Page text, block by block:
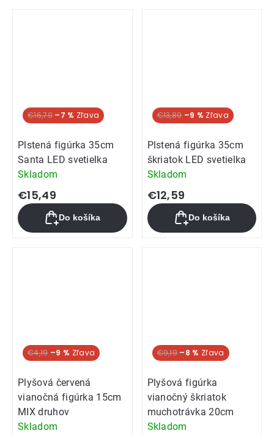
€16,79 –7 %
Plstená figúrka 35cm
Santa LED svetielka
Skladom
€15,49
Do košíka
€13,89 –9 %
Plstená figúrka 35cm
škriatok LED svetielka
Skladom
€12,59
Do košíka
€4,19 –9 %
Plyšová červená
vianočná figúrka 15cm
MIX druhov
Skladom
€9,19 –8 %
Plyšová figúrka
vianočný škriatok
muchotrávka 20cm
Skladom